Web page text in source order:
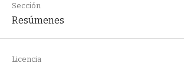
Sección
Resúmenes
Licencia